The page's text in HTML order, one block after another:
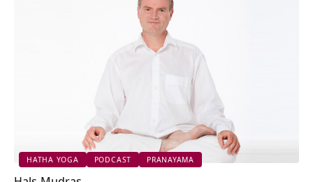
HATHA YOGA PODCAST PRANAYAMA